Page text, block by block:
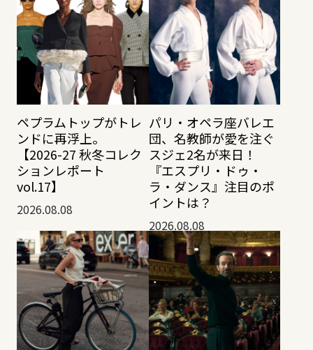
ペプラムトップがトレ
ンドに再浮上。
【2026-27 秋冬コレク
ションレポート
vol.17】
2026.08.08
パリ・オペラ座バレエ
団、名教師が愛を注ぐ
スジェ2名が来日！
『エスプリ・ドゥ・
ラ・ダンス』注目のポ
イントは？
2026.08.08